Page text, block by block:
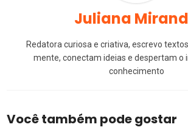
Juliana
Redatora curiosa e criativa, escrevo
mente, conectam ideias e despertam o
conhecimento
Você também pode gostar